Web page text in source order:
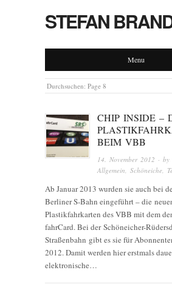
STEFAN
Menu
Durchsuchen: Page 8
CHIP INSIDE –
BEIM VBB
14. November 2012 ·
Allgemein ,Schöneiche
Ab Januar 2013 wurden sie auch bei
Berliner S-Bahn eingeführt – die
Plastikfahrkarten des VBB mit dem
fahrCard. Bei der Schöneicher-
Straßenbahn gibt es sie für
2012. Damit werden hier erstmals
elektronische…